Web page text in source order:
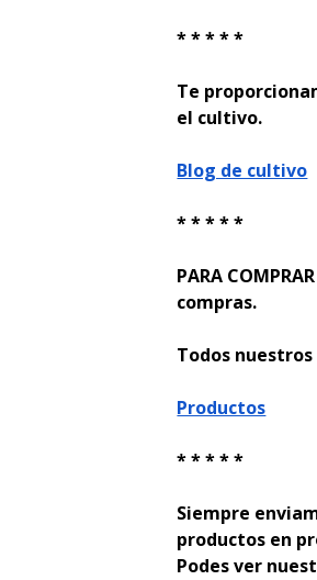
* * * * *
Te
el cultivo.
Blog de cultivo
* * * * *
PARA
compras.
Todos
Productos
* * * * *
Siempre
productos en
Podes ver